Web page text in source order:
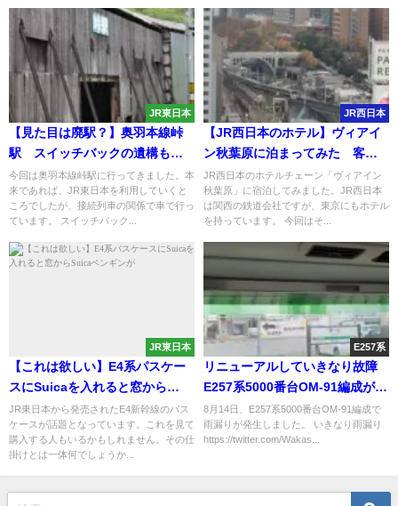
JR東日本
【見た目は廃駅？】奥羽本線峠
駅 スイッチバックの遺構も残
っていた 「峠の茶屋」にも行
ってみた
今回は奥羽本線峠駅に行ってきました。本
来であれば、JR東日本を利用していくと
ころでしたが、接続列車の関係で車で行っ
ています。 スイッチバック...
JR西日本
【JR西日本のホテル】ヴィアイ
ン秋葉原に泊まってみた 客室
から撮り鉄・旧万世橋駅近く
JR西日本のホテルチェーン「ヴィアイン
秋葉原」に宿泊してみました。JR西日本
は関西の鉄道会社ですが、東京にもホテル
を持っています。 今回はそ...
JR東日本
【これは欲しい】E4系パスケー
スにSuicaを入れると窓から
Suicaペンギンが
JR東日本から発売されたE4新幹線のパス
ケースが話題となっています。これを見て
購入する人もいるかもしれません。その仕
掛けとは一体何でしょうか...
E257系
リニューアルしていきなり故障
E257系5000番台OM-91編成が雨
漏りで使用停止に
8月14日、E257系5000番台OM-91編成で
雨漏りが発生しました。 いきなり雨漏り
https://twitter.com/Wakas...